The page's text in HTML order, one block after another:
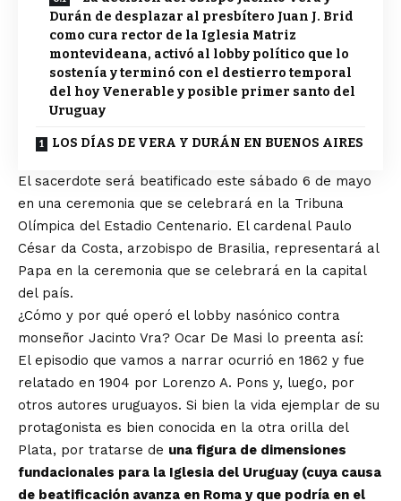
Durán de desplazar al presbítero Juan J. Brid
como cura rector de la Iglesia Matriz
montevideana, activó al lobby político que lo
sostenía y terminó con el destierro temporal
del hoy Venerable y posible primer santo del
Uruguay
LOS DÍAS DE VERA Y DURÁN EN BUENOS AIRES
El sacerdote será beatificado este sábado 6 de mayo
en una ceremonia que se celebrará en la Tribuna
Olímpica del Estadio Centenario. El cardenal Paulo
César da Costa, arzobispo de Brasilia, representará al
Papa en la ceremonia que se celebrará en la capital
del país.
¿Cómo y por qué operó el lobby nasónico contra
monseñor Jacinto Vra? Ocar De Masi lo preenta así:
El episodio que vamos a narrar ocurrió en 1862 y fue
relatado en 1904 por Lorenzo A. Pons y, luego, por
otros autores uruguayos. Si bien la vida ejemplar de su
protagonista es bien conocida en la otra orilla del
Plata, por tratarse de una figura de dimensiones
fundacionales para la Iglesia del Uruguay (cuya causa
de beatificación avanza en Roma y que podría en el